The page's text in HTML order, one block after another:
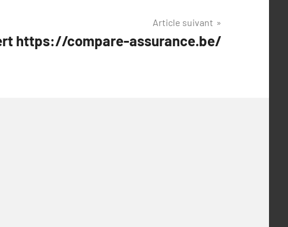
Article suivant
https://compare-assurance.be/